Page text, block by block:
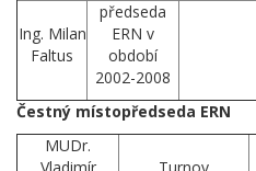
Ing. Milan
Faltus
předseda
ERN v
období
2002-2008
Čestný místopředseda ERN
MUDr.